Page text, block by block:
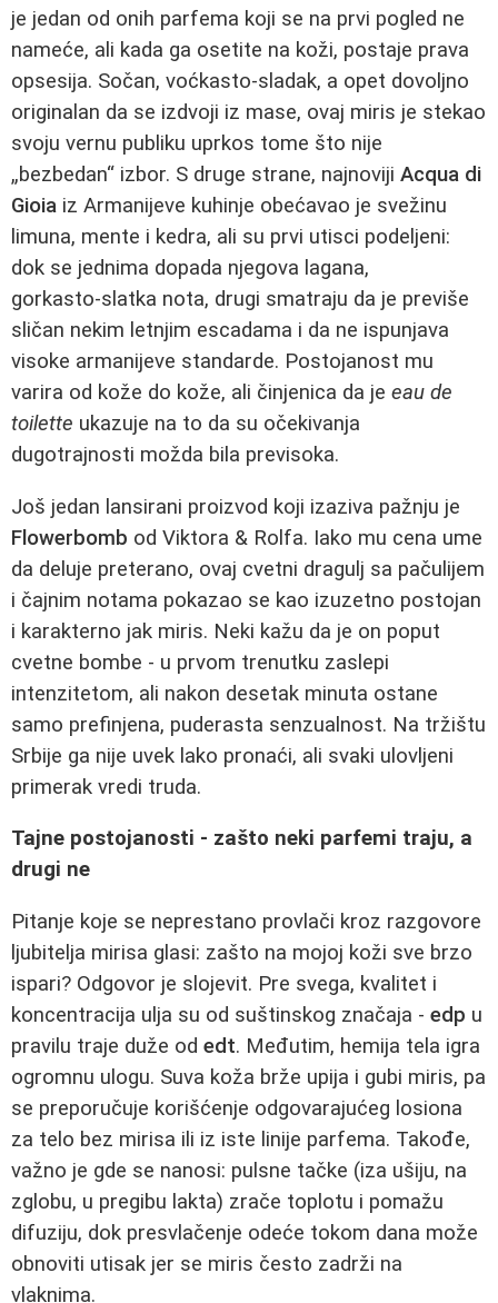
je jedan od onih parfema koji se na prvi pogled ne
nameće, ali kada ga osetite na koži, postaje prava
opsesija. Sočan, voćkasto‑sladak, a opet dovoljno
originalan da se izdvoji iz mase, ovaj miris je stekao
svoju vernu publiku uprkos tome što nije
„bezbedan“ izbor. S druge strane, najnoviji Acqua di
Gioia iz Armanijeve kuhinje obećavao je svežinu
limuna, mente i kedra, ali su prvi utisci podeljeni:
dok se jednima dopada njegova lagana,
gorkasto‑slatka nota, drugi smatraju da je previše
sličan nekim letnjim escadama i da ne ispunjava
visoke armanijeve standarde. Postojanost mu
varira od kože do kože, ali činjenica da je eau de
toilette ukazuje na to da su očekivanja
dugotrajnosti možda bila previsoka.
Još jedan lansirani proizvod koji izaziva pažnju je
Flowerbomb od Viktora & Rolfa. Iako mu cena ume
da deluje preterano, ovaj cvetni dragulj sa pačulijem
i čajnim notama pokazao se kao izuzetno postojan
i karakterno jak miris. Neki kažu da je on poput
cvetne bombe - u prvom trenutku zaslepi
intenzitetom, ali nakon desetak minuta ostane
samo prefinjena, puderasta senzualnost. Na tržištu
Srbije ga nije uvek lako pronaći, ali svaki ulovljeni
primerak vredi truda.
Tajne postojanosti - zašto neki parfemi traju, a
drugi ne
Pitanje koje se neprestano provlači kroz razgovore
ljubitelja mirisa glasi: zašto na mojoj koži sve brzo
ispari? Odgovor je slojevit. Pre svega, kvalitet i
koncentracija ulja su od suštinskog značaja - edp u
pravilu traje duže od edt. Međutim, hemija tela igra
ogromnu ulogu. Suva koža brže upija i gubi miris, pa
se preporučuje korišćenje odgovarajućeg losiona
za telo bez mirisa ili iz iste linije parfema. Takođe,
važno je gde se nanosi: pulsne tačke (iza ušiju, na
zglobu, u pregibu lakta) zrače toplotu i pomažu
difuziju, dok presvlačenje odeće tokom dana može
obnoviti utisak jer se miris često zadrži na
vlaknima.